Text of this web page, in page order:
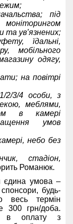
під
та ув’язнених;
їдальні,
мобільного
одягу,
на повітрі
2/3/4 особи, з
меблями,
в камері
умов
небо без
стадіон,
Романюк.
єдина умова –
будь-
весь термін
300 грн/доба.
в оплату з